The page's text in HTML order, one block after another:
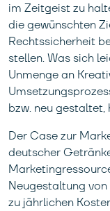
im Zeitgeist zu
die gewünschten
Rechtssicherheit
stellen. Was sich
Unmenge an
bzw. neu
Der Case zur
deutscher
Neugestaltung
zu jährlichen